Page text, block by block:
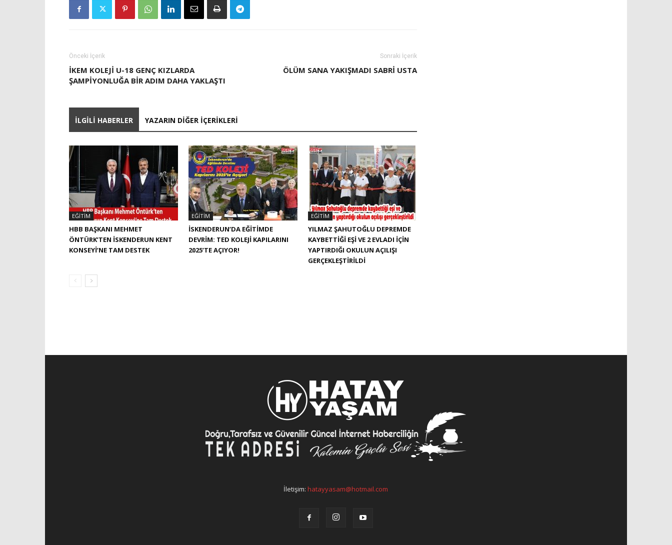
Önceki İçerik
İKEM KOLEJI U-18 GENÇ KIZLARDA
ŞAMPIYONLUĞA BIR ADIM DAHA YAKLAŞTI
Sonraki İçerik
ÖLÜM SANA YAKIŞMADI SABRI USTA
İLGILI HABERLER YAZARIN DIĞER İÇERIKLERI
EĞITIM
HBB BAŞKANI MEHMET
ÖNTÜRK’TEN İSKENDERUN KENT
KONSEYI’NE TAM DESTEK
EĞITIM
İSKENDERUN’DA EĞITIMDE
DEVRIM: TED KOLEJI KAPILARINI
2025’TE AÇIYOR!
EĞITIM
YILMAZ ŞAHUTOĞLU DEPREMDE
KAYBETTIĞI EŞI VE 2 EVLADI IÇIN
YAPTIRDIĞI OKULUN AÇILIŞI
GERÇEKLEŞTIRILDI
İletişim:hatayyasam@hotmail.com